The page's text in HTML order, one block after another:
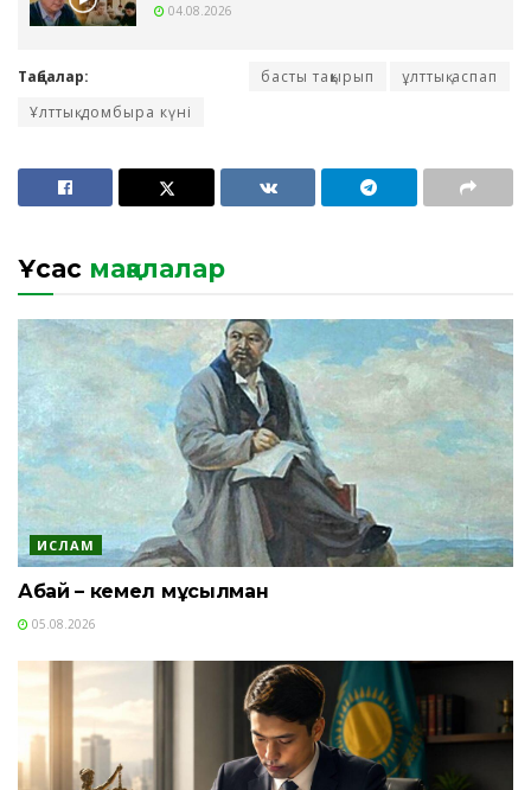
04.08.2026
Таңбалар: басты тақырып
ұлттық аспап
Ұлттық домбыра күні
Ұқсас мақалалар
ИСЛАМ
Абай – кемел мұсылман
05.08.2026